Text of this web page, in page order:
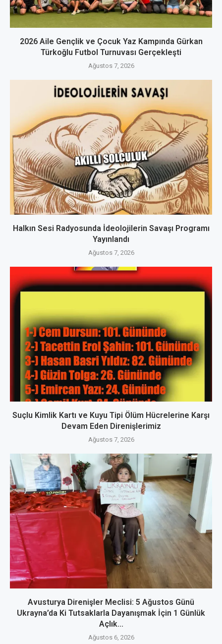
2026 Aile Gençlik ve Çocuk Yaz Kampında Gürkan
Türkoğlu Futbol Turnuvası Gerçekleşti
Ağustos 7, 2026
Halkın Sesi Radyosunda İdeolojilerin Savaşı Programı
Yayınlandı
Ağustos 7, 2026
Suçlu Kimlik Kartı ve Kuyu Tipi Ölüm Hücrelerine Karşı
Devam Eden Direnişlerimiz
Ağustos 7, 2026
Avusturya Direnişler Meclisi: 5 Ağustos Günü
Ukrayna’da Ki Tutsaklarla Dayanışmak İçin 1 Günlük
Açlık...
Ağustos 6, 2026